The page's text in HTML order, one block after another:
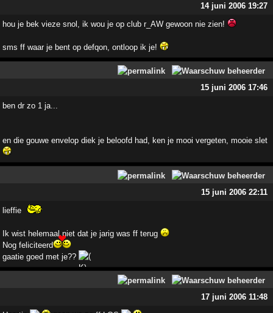
14 juni 2006 19:27
hou je bek vieze snol, ik wou je op club r_AW gewoon nie zien!
sms ff waar je bent op defqon, ontloop ik je!
15 juni 2006 17:46
ben dr zo 1 ja...
en die gouwe envelop diek je beloofd had, ken je mooi vergeten, mooie slet
15 juni 2006 22:11
lieffie
Ik wist helemaal niet dat je jarig was ff terug
Nog feliciteerd
gaatie goed met je??
17 juni 2006 11:48